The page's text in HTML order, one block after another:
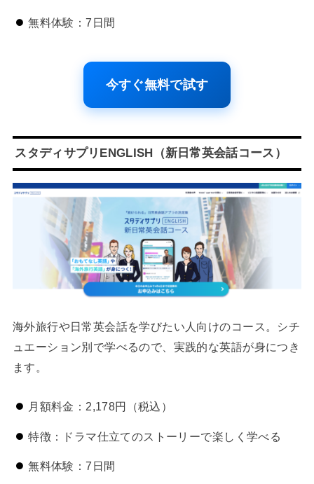
無料体験：7日間
今すぐ無料で試す
スタディサプリENGLISH（新日常英会話コース）
海外旅行や日常英会話を学びたい人向けのコース。シチ
ュエーション別で学べるので、実践的な英語が身につき
ます。
月額料金：2,178円（税込）
特徴：ドラマ仕立てのストーリーで楽しく学べる
無料体験：7日間